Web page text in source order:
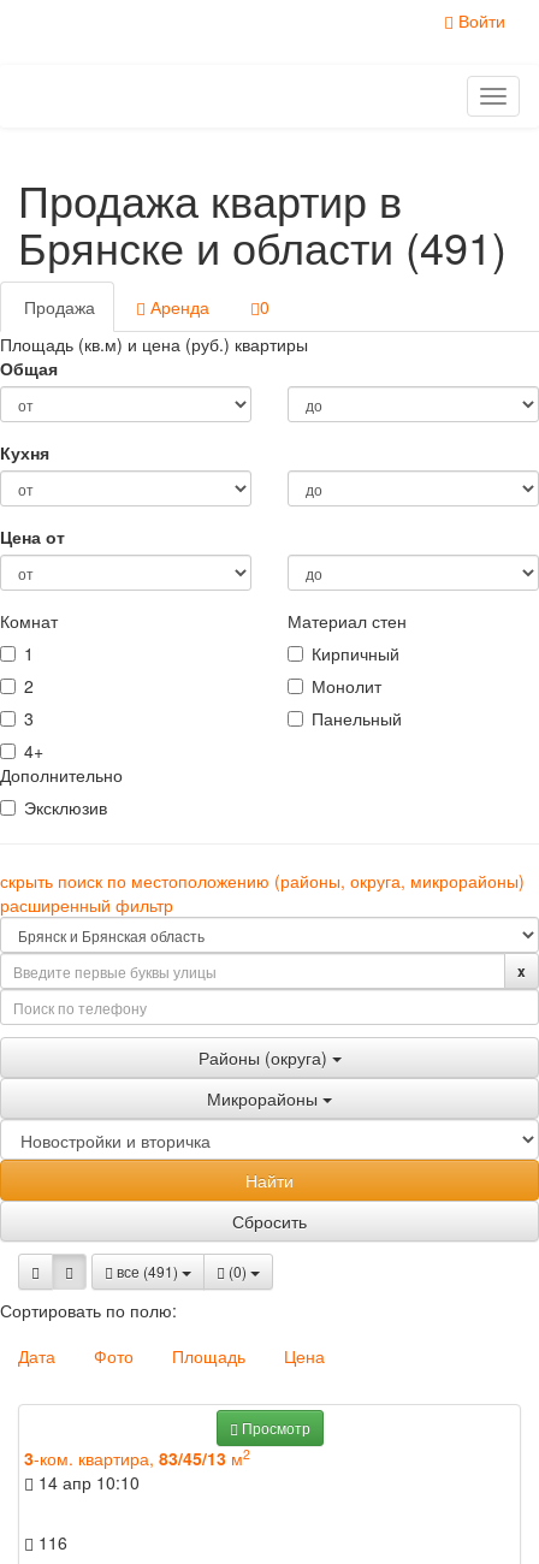
Войти
Продажа квартир в
Брянске и области (491)
Продажа Аренда
0
Площадь (кв.м) и цена (руб.) квартиры
Общая
Кухня
Цена от
Комнат
1
2
3
4+
Материал стен
Кирпичный
Монолит
Панельный
Дополнительно
Эксклюзив
скрыть поиск по местоположению (районы, округа, микрорайоны)
расширенный фильтр
x
Районы (округа)
Микрорайоны
Найти
Сбросить
все (491) (0)
Сортировать по полю:
Дата
Фото Площадь Цена
Просмотр
3-ком. квартира, 83/45/13 м2
14 апр 10:10
116